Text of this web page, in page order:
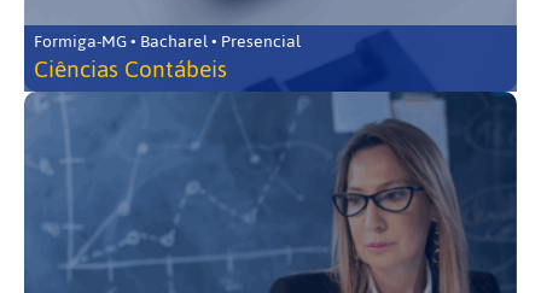
Formiga-MG • Bacharel • Presencial
Ciências Contábeis